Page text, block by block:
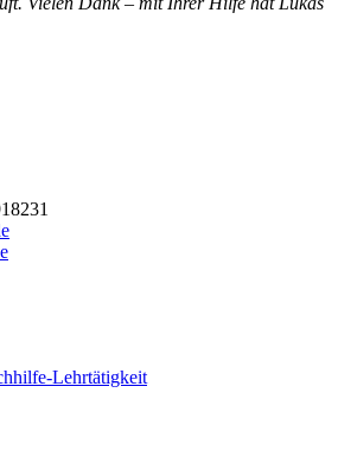
Lehrtätigkeit